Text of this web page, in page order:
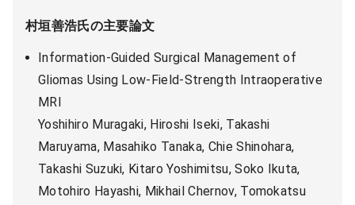
村垣善浩氏の主要論文
Information-Guided Surgical Management of
Gliomas Using Low-Field-Strength Intraoperative
MRI
Yoshihiro Muragaki, Hiroshi Iseki, Takashi
Maruyama, Masahiko Tanaka, Chie Shinohara,
Takashi Suzuki, Kitaro Yoshimitsu, Soko Ikuta,
Motohiro Hayashi, Mikhail Chernov, Tomokatsu